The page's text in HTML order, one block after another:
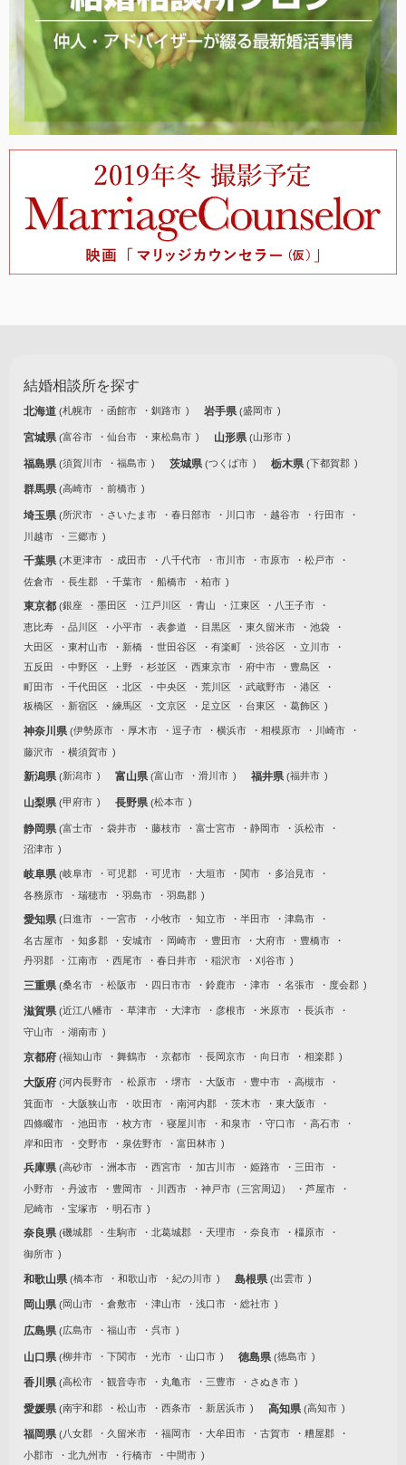
結婚相談所を探す
北海道 札幌市 函館市 釧路市 岩手県 盛岡市
宮城県 富谷市 仙台市 東松島市 山形県 山形市
福島県 須賀川市 福島市 茨城県 つくば市 栃木県 下都賀郡
群馬県 高崎市 前橋市
埼玉県 所沢市 さいたま市 春日部市 川口市 越谷市
行田市
川越市
三郷市
千葉県 木更津市 成田市 八千代市 市川市 市原市
松戸市
佐倉市
長生郡 千葉市 船橋市 柏市
東京都 銀座 墨田区 江戸川区 青山 江東区
八王子市
恵比寿
品川区 小平市 表参道 目黒区 東久留米市
池袋
大田区
東村山市 新橋 世田谷区 有楽町 渋谷区
立川市
五反田
中野区 上野 杉並区 西東京市 府中市
豊島区
町田市
千代田区 北区 中央区 荒川区 武蔵野市
港区
板橋区
新宿区 練馬区 文京区 足立区 台東区 葛飾区
神奈川県 伊勢原市 厚木市 逗子市 横浜市 相模原市
川崎市
藤沢市
横須賀市
新潟県 新潟市 富山県 富山市 滑川市 福井県 福井市
山梨県 甲府市 長野県 松本市
静岡県 富士市 袋井市 藤枝市 富士宮市 静岡市
浜松市
沼津市
岐阜県 岐阜市 可児郡 可児市 大垣市 関市
多治見市
各務原市
瑞穂市 羽島市 羽島郡
愛知県 日進市 一宮市 小牧市 知立市 半田市
津島市
名古屋市
知多郡 安城市 岡崎市 豊田市 大府市
豊橋市
丹羽郡
江南市 西尾市 春日井市 稲沢市 刈谷市
三重県 桑名市 松阪市 四日市市 鈴鹿市 津市 名張市 度会郡
滋賀県 近江八幡市 草津市 大津市 彦根市 米原市
長浜市
守山市
湖南市
京都府 福知山市 舞鶴市 京都市 長岡京市 向日市 相楽郡
大阪府 河内長野市 松原市 堺市 大阪市 豊中市
高槻市
箕面市
大阪狭山市 吹田市 南河内郡 茨木市
東大阪市
四條畷市
池田市 枚方市 寝屋川市 和泉市 守口市
高石市
岸和田市
交野市 泉佐野市 富田林市
兵庫県 高砂市 洲本市 西宮市 加古川市 姫路市
三田市
小野市
丹波市 豊岡市 川西市 神戸市（三宮周辺）
芦屋市
尼崎市
宝塚市 明石市
奈良県 磯城郡 生駒市 北葛城郡 天理市 奈良市
橿原市
御所市
和歌山県 橋本市 和歌山市 紀の川市 島根県 出雲市
岡山県 岡山市 倉敷市 津山市 浅口市 総社市
広島県 広島市 福山市 呉市
山口県 柳井市 下関市 光市 山口市 徳島県 徳島市
香川県 高松市 観音寺市 丸亀市 三豊市 さぬき市
愛媛県 南宇和郡 松山市 西条市 新居浜市 高知県 高知市
福岡県 八女郡 久留米市 福岡市 大牟田市 古賀市
糟屋郡
小郡市
北九州市 行橋市 中間市